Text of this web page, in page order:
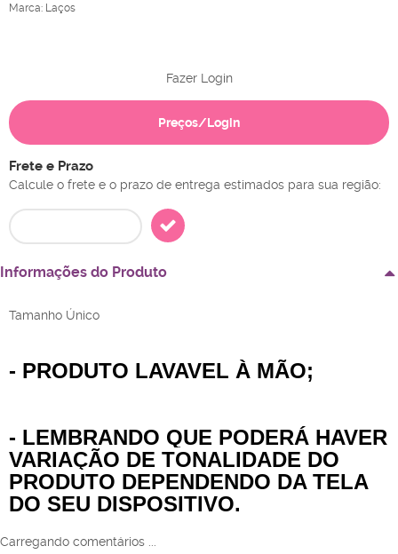
Marca: Laços
Fazer Login
Preços/Login
Frete e Prazo
Calcule o frete e o prazo de entrega estimados para sua região:
Informações do Produto
Tamanho Único
- PRODUTO LAVAVEL À MÃO;
- LEMBRANDO QUE PODERÁ HAVER
VARIAÇÃO DE TONALIDADE DO
PRODUTO DEPENDENDO DA TELA
DO SEU DISPOSITIVO.
Carregando comentários ...